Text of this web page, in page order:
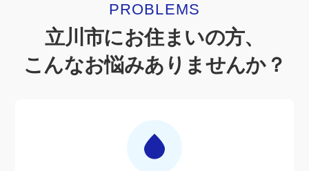
PROBLEMS
立川市にお住まいの方、
こんなお悩みありませんか？